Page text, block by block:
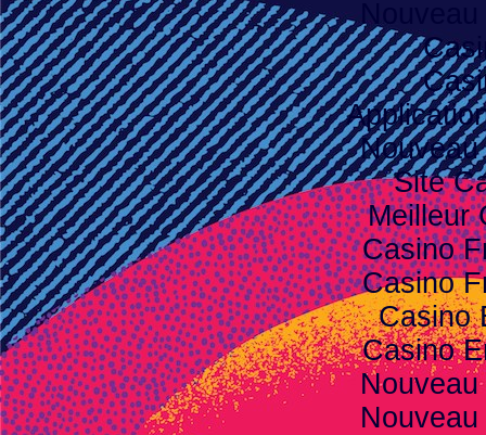
Site
Meilleur
Casino
Casino
Casino
Casino